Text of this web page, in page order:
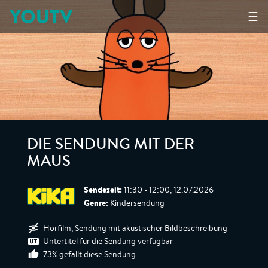
☰
YOUTV
DIE SENDUNG MIT DER
MAUS
Sendezeit: 11:30 - 12:00, 12.07.2026
Genre: Kindersendung
Hörfilm, Sendung mit akustischer Bildbeschreibung
Untertitel für die Sendung verfügbar
73% gefällt diese Sendung